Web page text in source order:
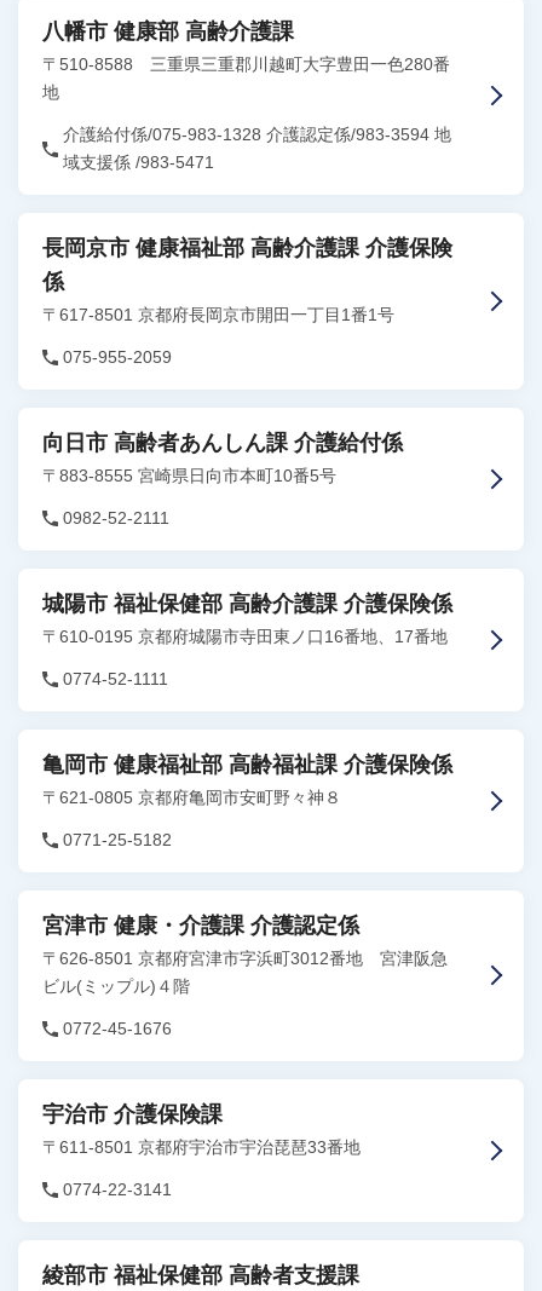
八幡市 健康部 高齢介護課
〒510-8588 三重県三重郡川越町大字豊田一色280番
地
介護給付係/075-983-1328 介護認定係/983-3594 地
域支援係 /983-5471
長岡京市 健康福祉部 高齢介護課 介護保険
係
〒617-8501 京都府長岡京市開田一丁目1番1号
075-955-2059
向日市 高齢者あんしん課 介護給付係
〒883-8555 宮崎県日向市本町10番5号
0982-52-2111
城陽市 福祉保健部 高齢介護課 介護保険係
〒610-0195 京都府城陽市寺田東ノ口16番地、17番地
0774-52-1111
亀岡市 健康福祉部 高齢福祉課 介護保険係
〒621-0805 京都府亀岡市安町野々神８
0771-25-5182
宮津市 健康・介護課 介護認定係
〒626-8501 京都府宮津市字浜町3012番地 宮津阪急
ビル(ミップル)４階
0772-45-1676
宇治市 介護保険課
〒611-8501 京都府宇治市宇治琵琶33番地
0774-22-3141
綾部市 福祉保健部 高齢者支援課